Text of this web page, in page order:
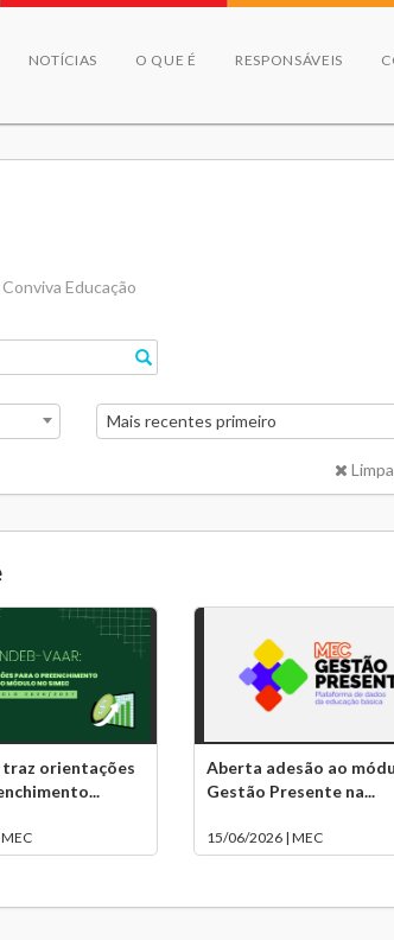
NOTÍCIAS O QUE É RESPONSÁVEIS
Educação
Mais recentes primeiro
orientações
Aberta adesão ao
Gestão Presente na...
15/06/2026 | MEC